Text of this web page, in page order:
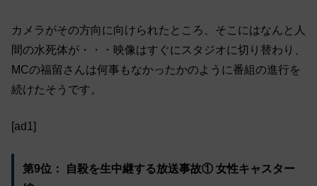
カメラがその方向に向けられたところ、そこにはなんと人
間の水死体が・・・映像はすぐにスタジオに切り替わり、
MCの福留さんは何事もなかったかのように番組の進行を
続けたそうです。
[ad1]
第9位： 自殺を生中継する放送事故① 女性キャスター